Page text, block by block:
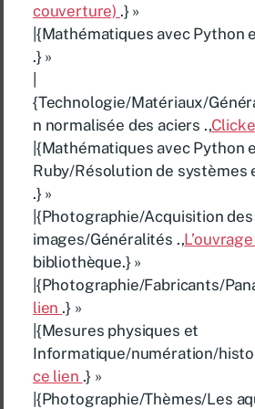
couverture) .} »
|{Mathématiques avec Python
.} »
{Technologie/Matériaux/
n normalisée des aciers .,
|{Mathématiques avec Python
Ruby/Résolution de systèmes
.} »
|{Photographie/Acquisition des
images/Généralités .,L’ouvrage
bibliothèque.} »
|{Photographie/Fabricants/
lien .} »
|{Mesures physiques et
Informatique/numération/
ce lien .} »
|{Photographie/Thèmes/Les